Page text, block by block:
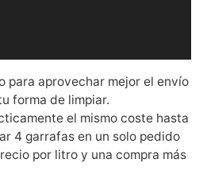
para aprovechar mejor el envío
forma de limpiar.
el mismo coste hasta
4 garrafas en un solo pedido
por litro y una compra más